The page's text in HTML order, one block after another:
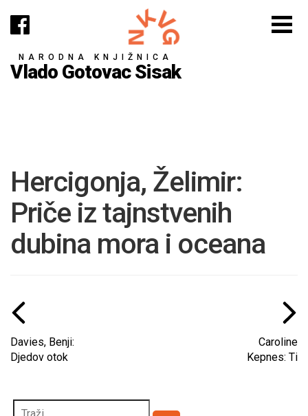
NARODNA KNJIŽNICA
Vlado Gotovac Sisak
Hercigonja, Želimir:
Priče iz tajnstvenih
dubina mora i oceana
Davies, Benji:
Djedov otok
Caroline
Kepnes: Ti